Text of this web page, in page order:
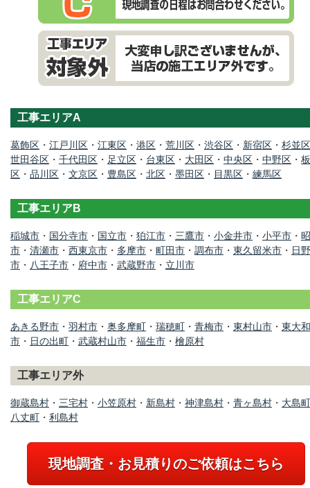
工事エリアA
葛飾区 ・ 江戸川区 ・ 江東区 ・ 港区 ・ 荒川区 ・ 渋谷区 ・ 新宿区 ・ 杉並区
世田谷区 ・ 千代田区 ・ 足立区 ・ 台東区 ・ 大田区 ・ 中央区 ・ 中野区 ・
区 ・ 品川区 ・ 文京区 ・ 豊島区 ・ 北区 ・ 墨田区 ・ 目黒区 ・ 練馬区
工事エリアB
稲城市 ・ 国分寺市 ・ 国立市 ・ 狛江市 ・ 三鷹市 ・ 小金井市 ・ 小平市 ・
市 ・ 清瀬市 ・ 西東京市 ・ 多摩市 ・ 町田市 ・ 調布市 ・ 東久留米市 ・ 日野
市 ・ 八王子市 ・ 府中市 ・ 武蔵野市 ・ 立川市
工事エリアC
あきる野市 ・ 羽村市 ・ 奥多摩町 ・ 瑞穂町 ・ 青梅市 ・ 東村山市 ・ 東大和
市 ・ 日の出町 ・ 武蔵村山市 ・ 福生市 ・ 檜原村
工事エリア外
御蔵島村 ・ 三宅村 ・ 小笠原村 ・ 新島村 ・ 神津島村 ・ 青ヶ島村 ・ 大島町
八丈町 ・ 利島村
現地調査・お見積りのご依頼はこちら